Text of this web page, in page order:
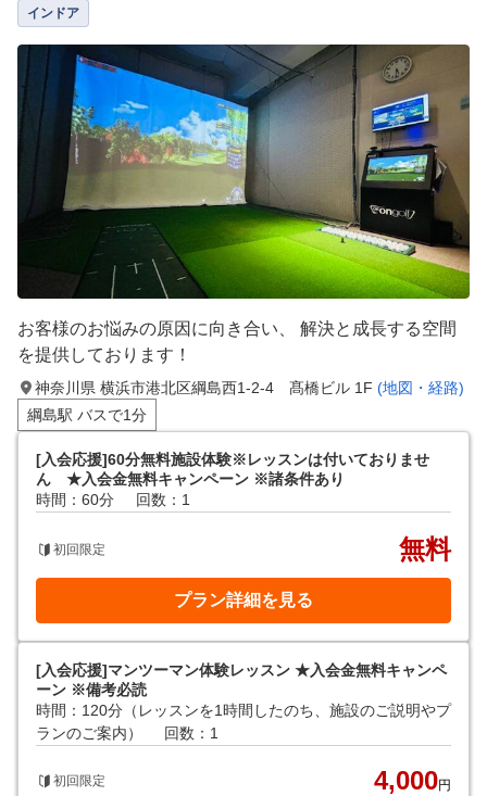
インドア
お客様のお悩みの原因に向き合い、 解決と成長する空間
を提供しております！
神奈川県 横浜市港北区綱島西1-2-4 髙橋ビル 1F (地図・経路)
綱島駅 バスで1分
[入会応援]60分無料施設体験※レッスンは付いておりませ
ん ★入会金無料キャンペーン ※諸条件あり
時間：60分
回数：1
初回限定 無料
プラン詳細を見る
[入会応援]マンツーマン体験レッスン ★入会金無料キャンペ
ーン ※備考必読
時間：120分（レッスンを1時間したのち、施設のご説明やプ
ランのご案内）
回数：1
初回限定 4,000円